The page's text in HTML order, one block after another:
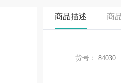
商品描述 商
货号： 84030